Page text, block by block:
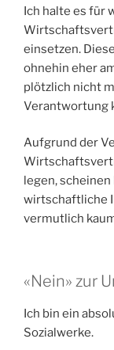
Ich halte es für
einsetzen.
ohnehin eher
plötzlich nicht
Verantwortung
Aufgrund der
legen,
wirtschaftliche
vermutlich
«Nein» zur
Ich bin ein
Sozialwerke.